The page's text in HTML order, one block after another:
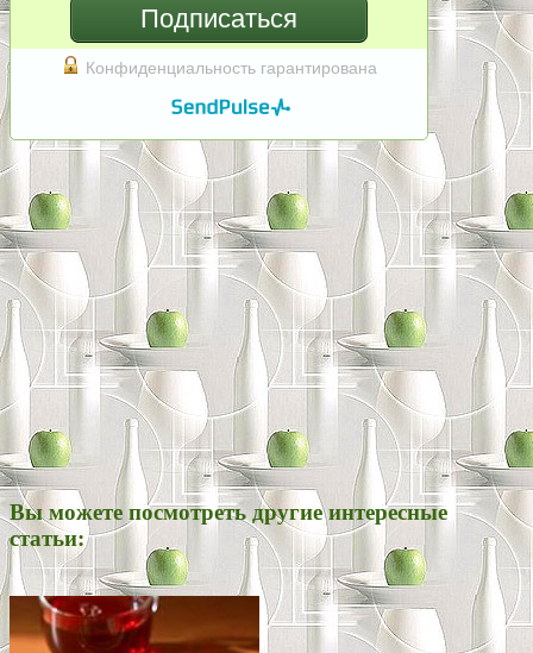
Подписаться
Конфиденциальность гарантирована
Вы можете посмотреть другие интересные
статьи: